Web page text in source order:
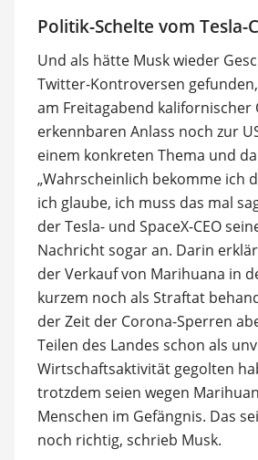
Politik-Schelte vom Tesla-
Und als hätte Musk wieder
Twitter-Kontroversen
am Freitagabend kalifornischer
erkennbaren Anlass noch zur
einem konkreten Thema und
„Wahrscheinlich bekomme ich
ich glaube, ich muss das mal
der Tesla- und SpaceX-CEO
Nachricht sogar an. Darin
der Verkauf von Marihuana in
kurzem noch als Straftat
der Zeit der Corona-Sperren
Teilen des Landes schon als
Wirtschaftsaktivität gegolten
trotzdem seien wegen
Menschen im Gefängnis. Das
noch richtig, schrieb Musk.